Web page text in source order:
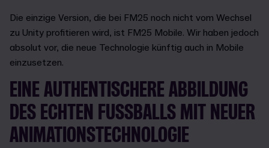
Die einzige Version, die bei FM25 noch nicht vom Wechsel
zu Unity profitieren wird, ist FM25 Mobile. Wir haben jedoch
absolut vor, die neue Technologie künftig auch in Mobile
einzusetzen.
EINE AUTHENTISCHERE ABBILDUNG
DES ECHTEN FUSSBALLS MIT NEUER A
NIMATIONSTECHNOLOGIE